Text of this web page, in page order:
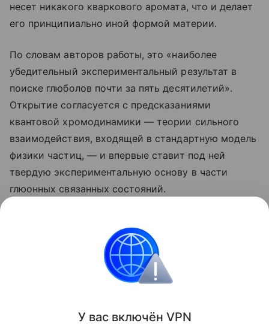
несет никакого кварковогo аромата, что и делает
его принципиально иной формой материи.
По словам авторов работы, это «наиболее
убедительный экспериментальный результат в
поиске глюболов почти за пять десятилетий».
Открытие согласуется с предсказаниями
квантовой хромодинамики — теории сильного
взаимодействия, входящей в стандартную модель
физики частиц, — и впервые ставит под ней
твердую экспериментальную основу в части
глюонных связанных состояний.
получить картину поведения
внутри атомных ядер.
У вас включён VPN